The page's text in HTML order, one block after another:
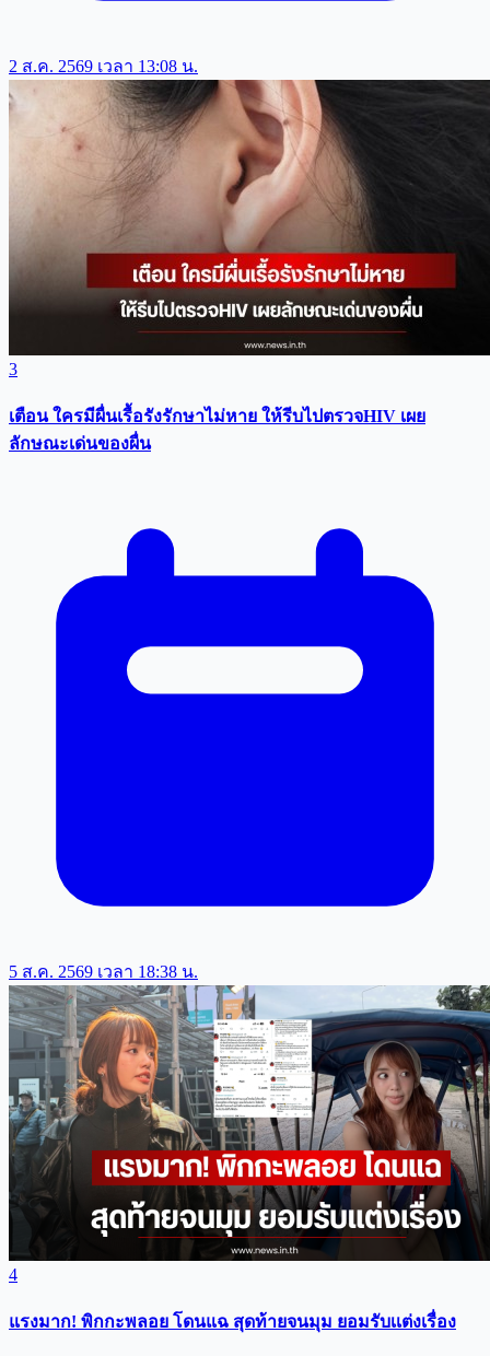
2 ส.ค. 2569 เวลา 13:08 น.
3
เตือน ใครมีผื่นเรื้อรังรักษาไม่หาย ให้รีบไปตรวจHIV เผย
ลักษณะเด่นของผื่น
5 ส.ค. 2569 เวลา 18:38 น.
4
แรงมาก! พิกกะพลอย โดนแฉ สุดท้ายจนมุม ยอมรับเเต่งเรื่อง